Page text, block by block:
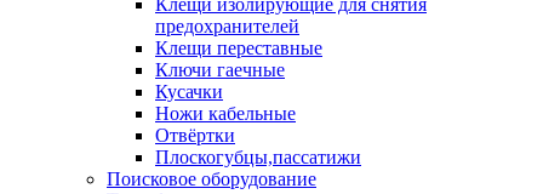
Клещи изолирующие для снятия
предохранителей
Клещи переставные
Ключи гаечные
Кусачки
Ножи кабельные
Отвёртки
Плоскогубцы,пассатижи
Поисковое оборудование